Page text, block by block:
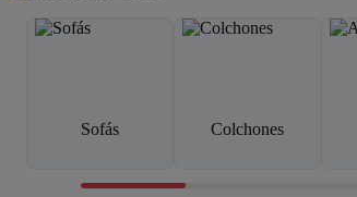
Sofás Colchones